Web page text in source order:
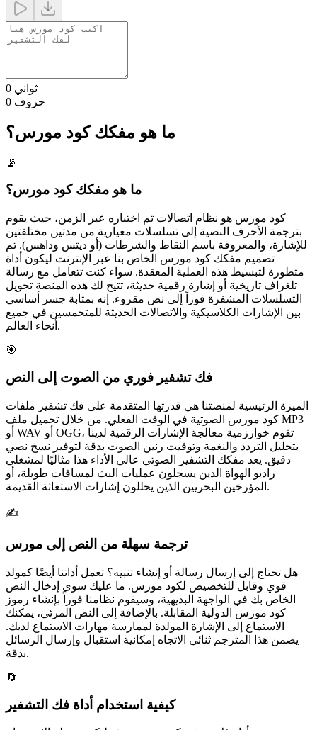
0 ثواني
0 حروف
ما هو مفكك كود مورس؟
📡
ما هو مفكك كود مورس؟
كود مورس هو نظام اتصالات تم اختباره عبر الزمن، حيث يقوم
بترجمة الأحرف النصية إلى تسلسلات معيارية من مدتين مختلفتين
للإشارة، والمعروفة باسم النقاط والشرطات (أو ديتس وداهس). تم
تصميم مفكك كود مورس الخاص بنا عبر الإنترنت ليكون أداة
متطورة لتبسيط هذه العملية المعقدة. سواء كنت تتعامل مع رسالة
تلغراف تاريخية أو إشارة رقمية حديثة، تتيح لك هذه المنصة تحويل
التسلسلات المشفرة فوراً إلى نص مقروء. إنه بمثابة جسر أساسي
بين الإشارات الكلاسيكية والاتصالات الحديثة للمتحمسين في جميع
أنحاء العالم.
🎯
فك تشفير فوري من الصوت إلى النص
الميزة الرئيسية لمنصتنا هي قدرتها المتقدمة على فك تشفير ملفات
كود مورس الصوتية في الوقت الفعلي. من خلال تحميل ملف MP3
أو WAV أو OGG، تقوم خوارزمية معالجة الإشارات الرقمية لدينا
بتحليل التردد والنغمة وتوقيت رنين الصوت بدقة لتوفير نسخ نصي
دقيق. يعد مفكك التشفير الصوتي عالي الأداء هذا مثاليًا لمشغلي
راديو الهواة الذين يسجلون عمليات البث لمسافات طويلة، أو
المؤرخين البحريين الذين يحللون إشارات الاستغاثة القديمة.
✍️
ترجمة سهلة من النص إلى مورس
هل تحتاج إلى إرسال رسالة أو إنشاء تنبيه؟ تعمل أداتنا أيضًا كمولد
قوي وقابل للتخصيص لكود مورس. ما عليك سوى إدخال النص
الخاص بك في الواجهة البديهية، وسيقوم نظامنا فوراً بإنشاء رموز
كود مورس الدولية المقابلة. بالإضافة إلى النص المرئي، يمكنك
الاستماع إلى الإشارة المولدة لممارسة مهارات الاستماع لديك.
يضمن هذا المترجم ثنائي الاتجاه إمكانية استقبال وإرسال الرسائل
بدقة.
🔄
كيفية استخدام أداة فك التشفير